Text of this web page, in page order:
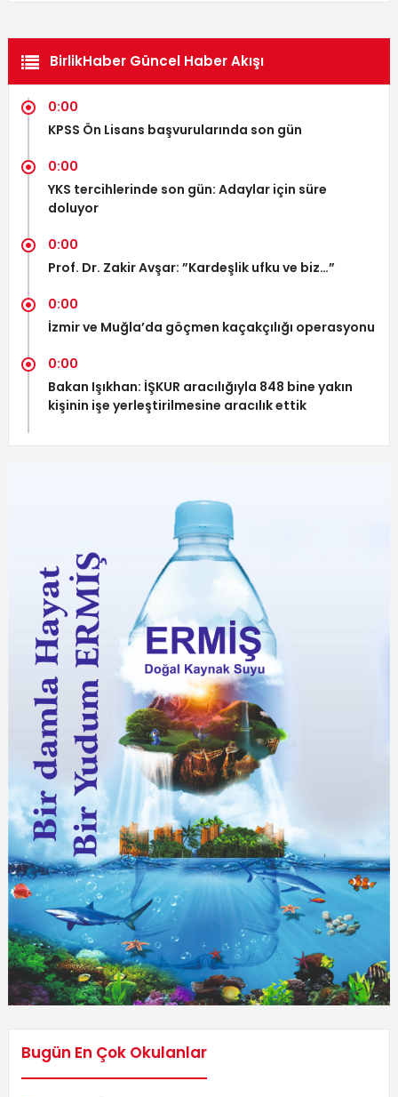
BirlikHaber Güncel Haber Akışı
0:00
KPSS Ön Lisans başvurularında son gün
0:00
YKS tercihlerinde son gün: Adaylar için süre
doluyor
0:00
Prof. Dr. Zakir Avşar: ”Kardeşlik ufku ve biz…”
0:00
İzmir ve Muğla’da göçmen kaçakçılığı operasyonu
0:00
Bakan Işıkhan: İŞKUR aracılığıyla 848 bine yakın
kişinin işe yerleştirilmesine aracılık ettik
Bugün En Çok Okulanlar